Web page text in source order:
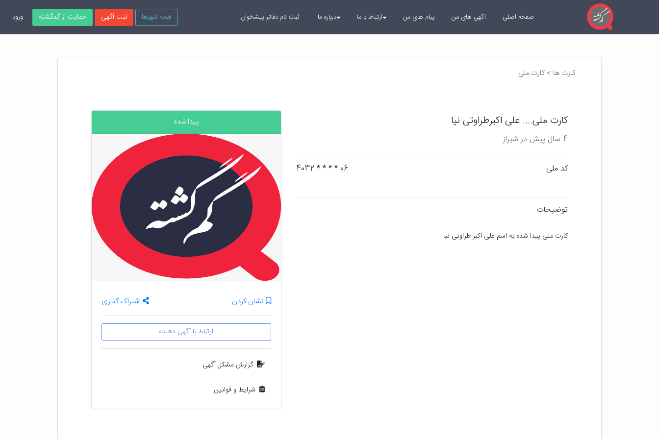
همه شهرها ثبت آگهی حمایت از گمگشته ورود صفحه اصلی آگهی های من پیام های من ارتباط با ما درباره ما ثبت نام دفاتر پیشخوان
کارت ها > کارت ملی
کارت ملی.... علی اکبرطراوتی نیا
4 سال پیش در شیراز
کد ملی 06 * * * * 4032
توضیحات
کارت ملی پیدا شده به اسم علی اکبر طراوتی نیا
پیدا شده
نشان کردن اشتراک گذاری
ارتباط با آگهی دهنده
گزارش مشکل آگهی
شرایط و قوانین